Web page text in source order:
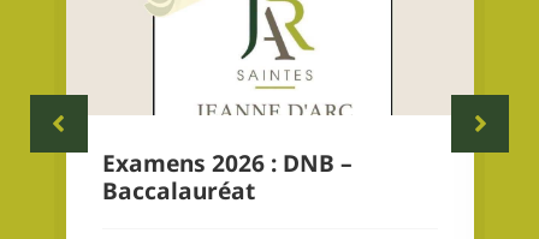
Examens 2026 : DNB –
Baccalauréat